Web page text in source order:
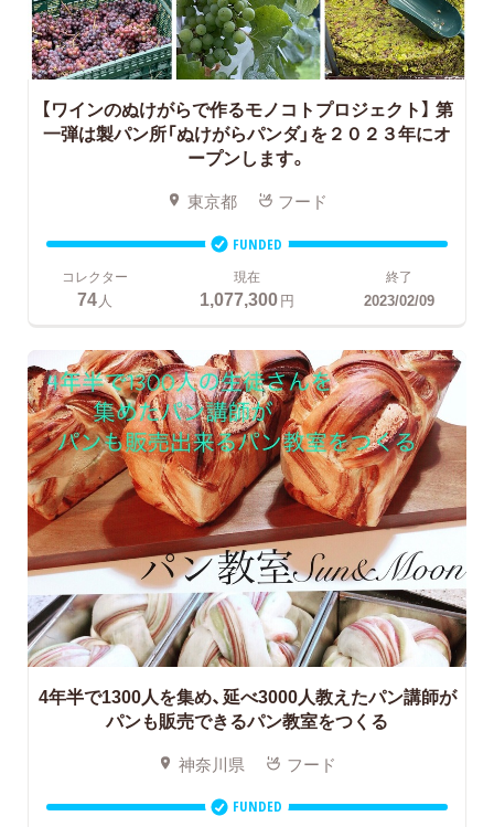
【ワインのぬけがらで作るモノコトプロジェクト】 第
一弾は製パン所「ぬけがらパンダ」を２０２３年にオ
ープンします。
東京都 フード
FUNDED
コレクター
74人
現在
1,077,300円
終了
2023/02/09
4年半で1300人を集め、延べ3000人教えたパン講師が
パンも販売できるパン教室をつくる
神奈川県 フード
FUNDED